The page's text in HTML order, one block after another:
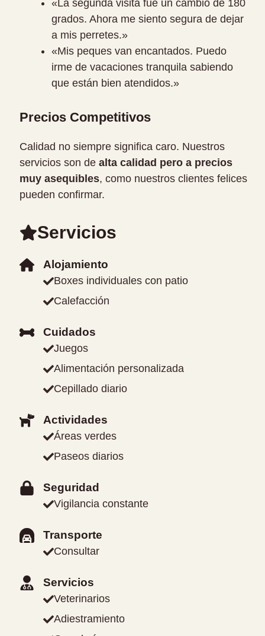
«La segunda visita fue un cambio de 180
grados. Ahora me siento segura de dejar
a mis perretes.»
«Mis peques van encantados. Puedo
irme de vacaciones tranquila sabiendo
que están bien atendidos.»
Precios Competitivos
Calidad no siempre significa caro. Nuestros
servicios son de alta calidad pero a precios
muy asequibles, como nuestros clientes felices
pueden confirmar.
Servicios
Alojamiento
Boxes individuales con patio
Calefacción
Cuidados
Juegos
Alimentación personalizada
Cepillado diario
Actividades
Áreas verdes
Paseos diarios
Seguridad
Vigilancia constante
Transporte
Consultar
Servicios
Veterinarios
Adiestramiento